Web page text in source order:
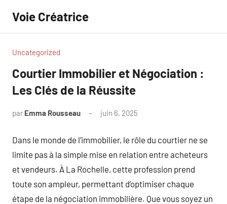
contenu
Voie Créatrice
Uncategorized
Courtier Immobilier et Négociation :
Les Clés de la Réussite
par Emma Rousseau juin 6, 2025
Dans le monde de l’immobilier, le rôle du courtier ne se
limite pas à la simple mise en relation entre acheteurs
et vendeurs. À La Rochelle, cette profession prend
toute son ampleur, permettant d’optimiser chaque
étape de la négociation immobilière. Que vous soyez un